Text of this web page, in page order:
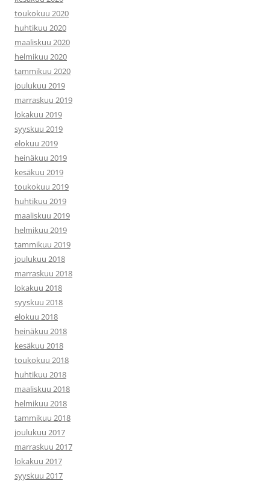
toukokuu 2020
huhtikuu 2020
maaliskuu 2020
helmikuu 2020
tammikuu 2020
joulukuu 2019
marraskuu 2019
lokakuu 2019
syyskuu 2019
elokuu 2019
heinäkuu 2019
kesäkuu 2019
toukokuu 2019
huhtikuu 2019
maaliskuu 2019
helmikuu 2019
tammikuu 2019
joulukuu 2018
marraskuu 2018
lokakuu 2018
syyskuu 2018
elokuu 2018
heinäkuu 2018
kesäkuu 2018
toukokuu 2018
huhtikuu 2018
maaliskuu 2018
helmikuu 2018
tammikuu 2018
joulukuu 2017
marraskuu 2017
lokakuu 2017
syyskuu 2017